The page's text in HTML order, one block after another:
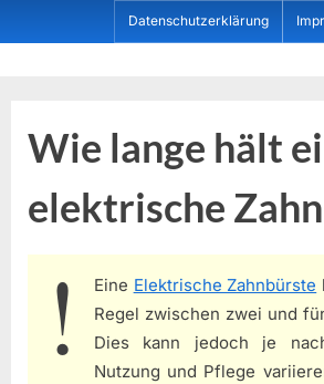
to
Datenschutzerklärung
Wie lange hält
elektrische
Eine Elektrische Zahnbürste
Regel zwischen zwei und
Dies kann jedoch je
Nutzung und Pflege